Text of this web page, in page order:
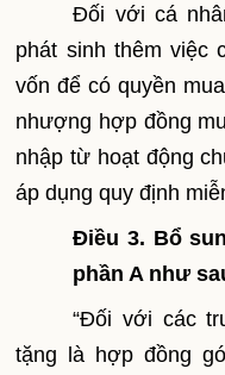
Đối với cá
phát sinh thêm việc
vốn để có quyền
nhượng hợp đồng
nhập từ hoạt động
áp dụng quy định
Điều 3. Bổ
phần A như
“Đối với các
tặng là hợp đồng